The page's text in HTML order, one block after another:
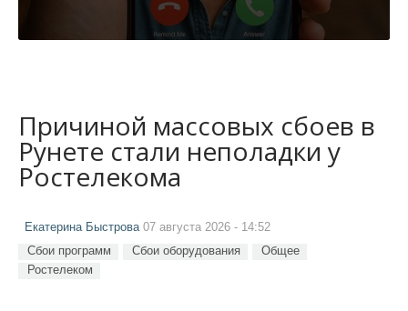
Причиной массовых сбоев в
Рунете стали неполадки у
Ростелекома
Екатерина Быстрова07 августа 2026 - 14:52
Сбои программ Сбои оборудования
Общее
Ростелеком